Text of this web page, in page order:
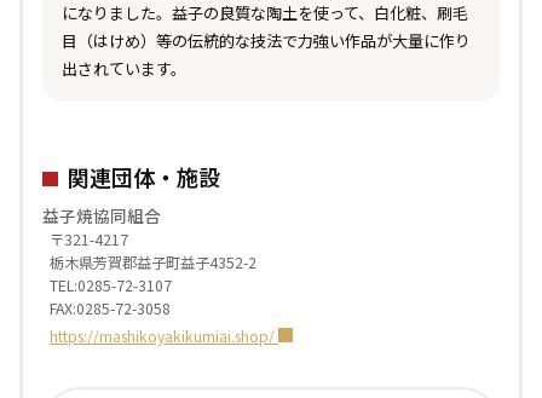
になりました。益子の良質な陶土を使って、白化粧、刷毛
目（はけめ）等の伝統的な技法で力強い作品が大量に作り
出されています。
関連団体・施設
益子焼協同組合
〒321-4217
栃木県芳賀郡益子町益子4352-2
TEL:0285-72-3107
FAX:0285-72-3058
https://mashikoyakikumiai.shop/